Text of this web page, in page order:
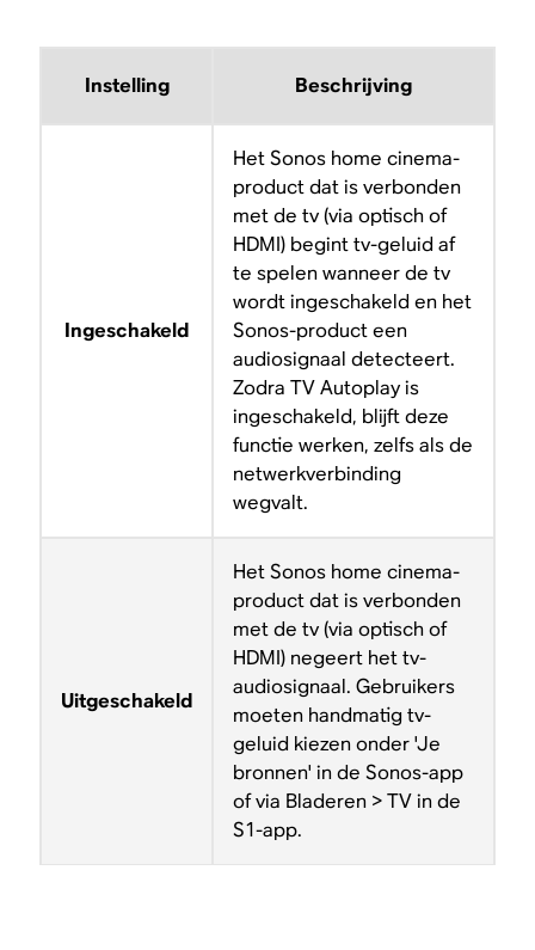
Instelling Beschrijving
Ingeschakeld
Het Sonos home cinema-
product dat is verbonden
met de tv (via optisch of
HDMI) begint tv-geluid af
te spelen wanneer de tv
wordt ingeschakeld en het
Sonos-product een
audiosignaal detecteert.
Zodra TV Autoplay is
ingeschakeld, blijft deze
functie werken, zelfs als de
netwerkverbinding
wegvalt.
Uitgeschakeld
Het Sonos home cinema-
product dat is verbonden
met de tv (via optisch of
HDMI) negeert het tv-
audiosignaal. Gebruikers
moeten handmatig tv-
geluid kiezen onder 'Je
bronnen' in de Sonos-app
of via Bladeren > TV in de
S1-app.